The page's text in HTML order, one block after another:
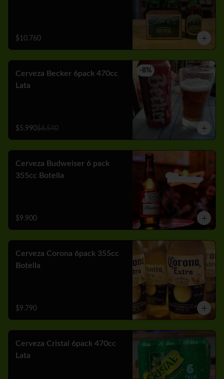
$10.760
-8%
Cerveza Becker 6pack 470cc
Lata
$5.990$6.540
Cerveza Budweiser 6 pack
355cc Botella
$9.900
Cerveza Corona 6pack 355cc
Botella
$9.790
Cerveza Cristal 6pack 470cc
Lata